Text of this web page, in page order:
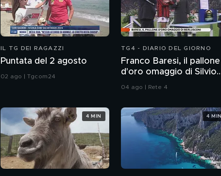
IL TG DEI RAGAZZI
Puntata del 2 agosto
02 ago | Tgcom24
TG4 - DIARIO DEL GIORNO
Franco Baresi, il pallone
d'oro omaggio di Silvio
Berlusconi
04 ago | Rete 4
4 MIN 4 MIN